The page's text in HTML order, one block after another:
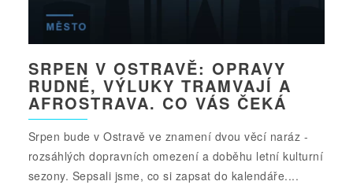
SRPEN V OSTRAVĚ: OPRAVY
RUDNÉ, VÝLUKY TRAMVAJÍ A
AFROSTRAVA. CO VÁS ČEKÁ
Srpen bude v Ostravě ve znamení dvou věcí naráz -
rozsáhlých dopravních omezení a doběhu letní kulturní
sezony. Sepsali jsme, co si zapsat do kalendáře....